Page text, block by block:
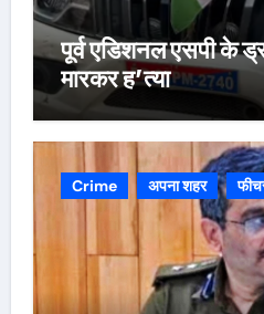
पूर्व एडिशनल एसपी के
मारकर ह’त्या
Crime अपना शहर